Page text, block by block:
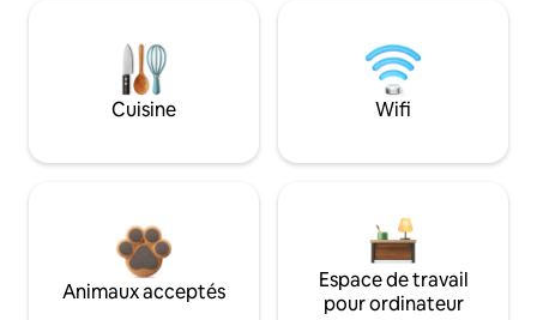
Cuisine Wifi
Animaux acceptés
Espace de travail
pour ordinateur